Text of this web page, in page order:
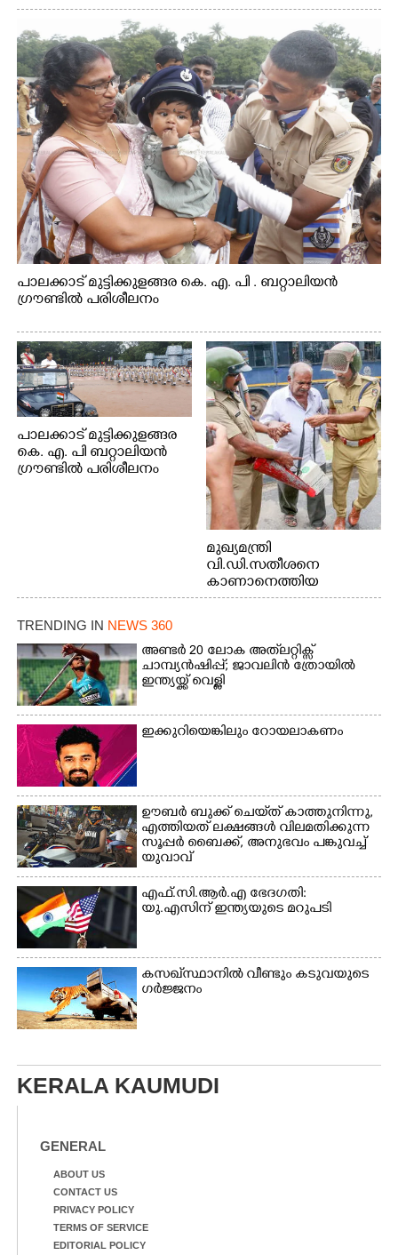
പാലക്കാട് മുട്ടിക്കുളങ്ങര കെ. എ. പി . ബറ്റാലിയൻ
ഗ്രൗണ്ടിൽ പരിശീലനം
പാലക്കാട് മുട്ടിക്കുളങ്ങര
കെ. എ. പി ബറ്റാലിയൻ
ഗ്രൗണ്ടിൽ പരിശീലനം
മുഖ്യമന്ത്രി
വി.ഡി.സതീശനെ
കാണാനെത്തിയ
മോഹനൻ നായർ
TRENDING IN NEWS 360
അണ്ടർ 20 ലോക അത്‌ലറ്റിക്സ്
ചാമ്പ്യൻഷിപ്പ്; ജാവലിൻ ത്രോയിൽ
ഇന്ത്യയ്ക്ക് വെള്ളി
ഇക്കുറിയെങ്കിലും റോയലാകണം
ഊബർ ബുക്ക് ചെയ്‌ത് കാത്തുനിന്നു,​
എത്തിയത് ലക്ഷങ്ങൾ വിലമതിക്കുന്ന
സൂപ്പർ ബൈക്ക്,​ അനുഭവം പങ്കുവച്ച്
യുവാവ്
എഫ്.സി.ആർ.എ ഭേദഗതി:
യു.എസിന് ഇന്ത്യയുടെ മറുപടി
കസഖ്‌സ്ഥാനിൽ വീണ്ടും കടുവയുടെ
ഗർജ്ജനം
KERALA KAUMUDI
GENERAL
ABOUT US
CONTACT US
PRIVACY POLICY
TERMS OF SERVICE
EDITORIAL POLICY